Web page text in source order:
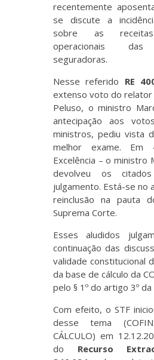
recentemente
se discute a
sobre as receitas
operacionais das
seguradoras.
Nesse referido RE
extenso voto do relator
Peluso, o ministro
antecipação aos
ministros, pediu vista
melhor exame. Em
Excelência – o ministro
devolveu os
julgamento. Está-se no
reinclusão na pauta
Suprema Corte.
Esses aludidos
continuação das
validade constitucional
da base de cálculo da
pelo § 1º do artigo 3º
Com efeito, o STF
desse tema
CÁLCULO) em
do Recurso